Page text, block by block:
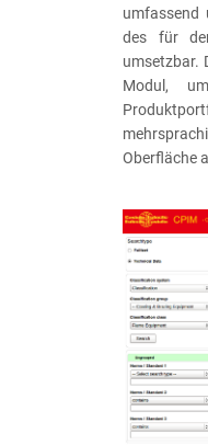
umfassend
des für
umsetzbar.
Modul,
Oberfläche